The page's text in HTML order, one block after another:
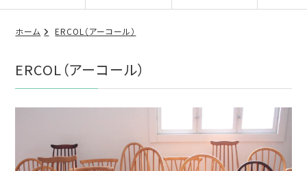
ホーム ERCOL（アーコール）
ERCOL（アーコール）